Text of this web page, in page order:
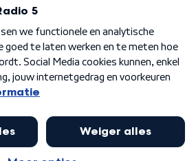
Aanmelden